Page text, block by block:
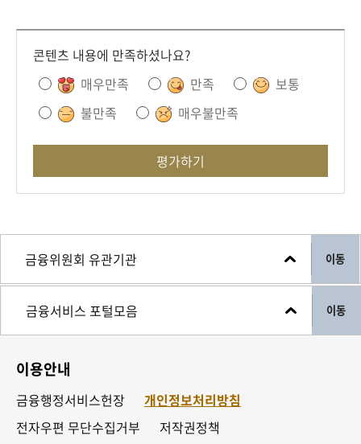
콘텐츠 내용에 만족하셨나요?
매우만족
만족
보통
불만족
매우불만족
평가하기
이동
이동
이용안내
금융행정서비스헌장
개인정보처리방침
전자우편 무단수집거부
저작권정책